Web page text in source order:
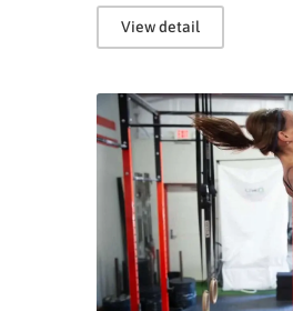
View detail